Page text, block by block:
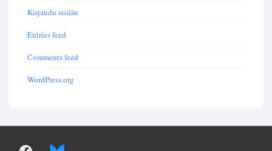
Kirjaudu sisään
Entries feed
Comments feed
WordPress.org